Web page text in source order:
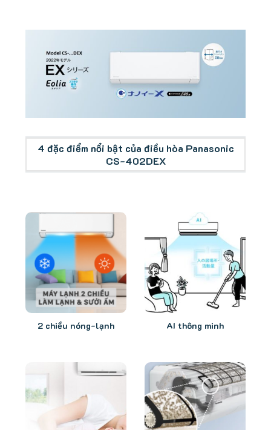
4 đặc điểm nổi bật của điều hòa Panasonic
CS-402DEX
2 chiều nóng-lạnh AI thông minh